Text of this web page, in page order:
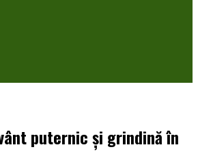
puternic şi grindină în